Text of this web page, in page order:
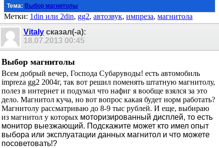
Тема: Выбор магнитолы
Метки: 1din или 2din, gg2, автозвук, импреза, магнитола
Vitaly сказал(-а):
18.07.2013 00:45
Выбор магнитолы
Всем добрый вечер, Господа Субаруводы! есть автомобиль
impreza gg2 2004г, так вот решил поменять штатную магнитолу,
полез в интернет и подумал что нафиг я вообще взялся за это
дело. Магнитол куча, но вот вопрос какая будет норм работать?
Магнитолу рассматриваю до 8-9 тыс рублей. И еще, выбираю
из магнитол у которых моторизированный дисплей, то есть
монитор выезжающий. Подскажите может кто имел опыт
выбора или эксплуатации данных магнитол и что можете
посоветовать!?